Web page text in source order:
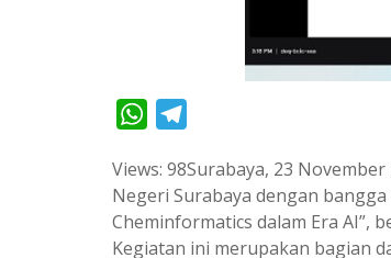
W
a
t
l
e
g
Views: 98Surabaya, 23
Negeri Surabaya dengan
Cheminformatics dalam Era AI”,
Kegiatan ini merupakan bagian